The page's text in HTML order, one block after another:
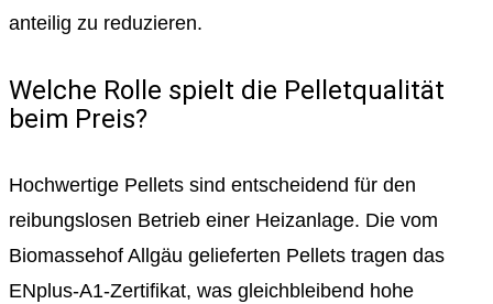
anteilig zu reduzieren.
Welche Rolle spielt die Pelletqualität
beim Preis?
Hochwertige Pellets sind entscheidend für den
reibungslosen Betrieb einer Heizanlage. Die vom
Biomassehof Allgäu gelieferten Pellets tragen das
ENplus-A1-Zertifikat, was gleichbleibend hohe